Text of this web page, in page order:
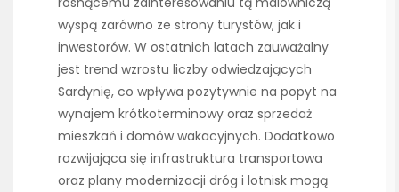
wyspą zarówno ze strony turystów, jak i
inwestorów. W ostatnich latach zauważalny
jest trend wzrostu liczby odwiedzających
Sardynię, co wpływa pozytywnie na popyt na
wynajem krótkoterminowy oraz sprzedaż
mieszkań i domów wakacyjnych. Dodatkowo
rozwijająca się infrastruktura transportowa
oraz plany modernizacji dróg i lotnisk mogą